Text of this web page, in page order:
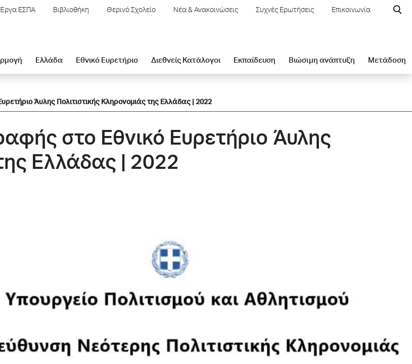
Έργα ΕΣΠΑ Βιβλιοθήκη Θερινό Σχολείο Νέα & Ανακοινώσεις Συχνές Ερωτήσεις Επικοινωνία
Ελλάδα Εθνικό Ευρετήριο Διεθνείς Κατάλογοι Εκπαίδευση Βιώσιμη ανάπτυξη Μετάδοση
Άυλης Πολιτιστικής Κληρονομιάς της Ελλάδας | 2022
στο Εθνικό Ευρετήριο Άυλης
Ελλάδας | 2022